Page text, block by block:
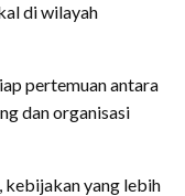
di wilayah
pertemuan antara
dan organisasi
kebijakan yang lebih